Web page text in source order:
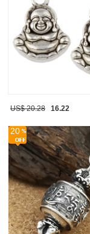
US$ 20.28 16.22
20